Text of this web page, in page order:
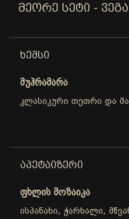
ᲛᲔᲝᲠᲔ ᲡᲔᲢᲘ -
ᲮᲔᲛᲡᲘ
მუჰრამარა
კლასიკური თეთრი და
ᲐᲞᲔᲢᲐᲘᲖᲔᲠᲘ
ფხლის მოზაიკა
ისპანახი, ჭარხალი,